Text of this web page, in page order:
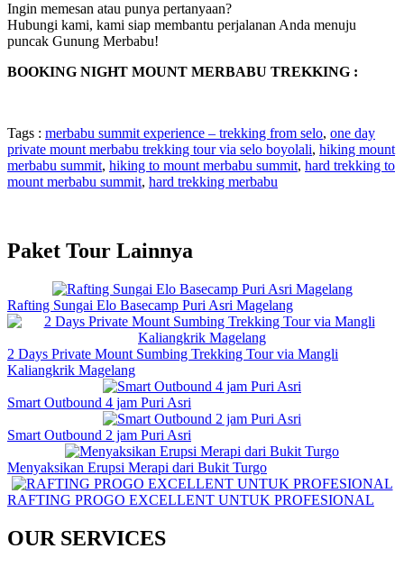
Ingin memesan atau punya pertanyaan?
Hubungi kami, kami siap membantu perjalanan Anda menuju
puncak Gunung Merbabu!
BOOKING NIGHT MOUNT MERBABU TREKKING :
Tags : merbabu summit experience – trekking from selo, one day
private mount merbabu trekking tour via selo boyolali, hiking mount
merbabu summit, hiking to mount merbabu summit, hard trekking to
mount merbabu summit, hard trekking merbabu
Paket Tour Lainnya
Rafting Sungai Elo Basecamp Puri Asri Magelang
2 Days Private Mount Sumbing Trekking Tour via Mangli
Kaliangkrik Magelang
Smart Outbound 4 jam Puri Asri
Smart Outbound 2 jam Puri Asri
Menyaksikan Erupsi Merapi dari Bukit Turgo
RAFTING PROGO EXCELLENT UNTUK PROFESIONAL
OUR SERVICES